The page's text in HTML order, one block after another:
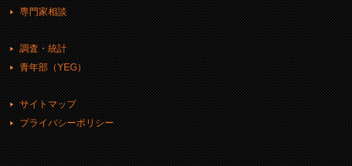
専門家相談
調査・統計
青年部（YEG）
サイトマップ
プライバシーポリシー